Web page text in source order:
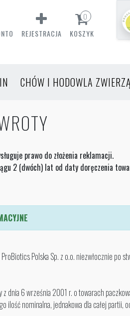
REJESTRACJA KOSZYK
0
CHÓW I HODOWLA
prawo do złożenia reklamacji.
2 (dwóch) lat od daty doręczenia
Polska Sp. z o.o. niezwłocznie po
6 września 2001 r. o towarach
nominalna, jednakowa dla całej partii,